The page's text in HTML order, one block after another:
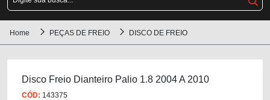
Home PEÇAS DE FREIO DISCO DE FREIO
Disco Freio Dianteiro Palio 1.8 2004 A 2010
CÓD: 143375